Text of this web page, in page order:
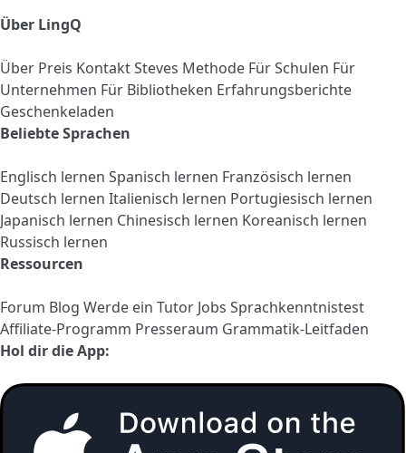
Über LingQ
Über Preis KontaktSteves Methode Für Schulen Für
Unternehmen Für Bibliotheken Erfahrungsberichte
Geschenkeladen
Beliebte Sprachen
Englisch lernen Spanisch lernen Französisch lernen
Deutsch lernen Italienisch lernen Portugiesisch lernen
Japanisch lernen Chinesisch lernen Koreanisch lernen
Russisch lernen
Ressourcen
Forum Blog Werde ein Tutor Jobs Sprachkenntnistest
Affiliate-Programm Presseraum Grammatik-Leitfaden
Hol dir die App: